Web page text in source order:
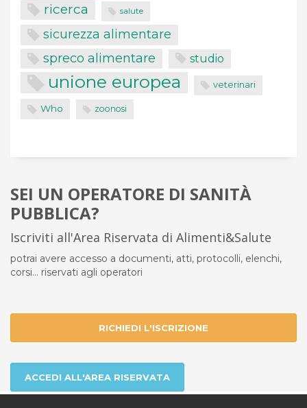
ricerca salute
sicurezza alimentare
spreco alimentare studio
unione europea veterinari
Who zoonosi
SEI UN OPERATORE DI SANITÀ
PUBBLICA?
Iscriviti all'Area Riservata di Alimenti&Salute
potrai avere accesso a documenti, atti, protocolli, elenchi,
corsi... riservati agli operatori
RICHIEDI L'ISCRIZIONE
ACCEDI ALL'AREA RISERVATA